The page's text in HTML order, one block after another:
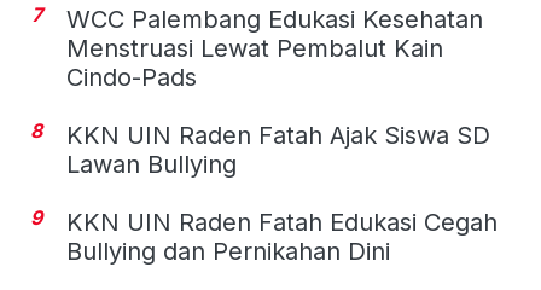
7
WCC Palembang Edukasi Kesehatan
Menstruasi Lewat Pembalut Kain
Cindo-Pads
8
KKN UIN Raden Fatah Ajak Siswa SD
Lawan Bullying
9
KKN UIN Raden Fatah Edukasi Cegah
Bullying dan Pernikahan Dini